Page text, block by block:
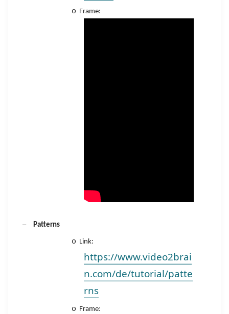
o Frame:
– Patterns
o Link:
https://www.video2brai
n.com/de/tutorial/patte
rns
o Frame: